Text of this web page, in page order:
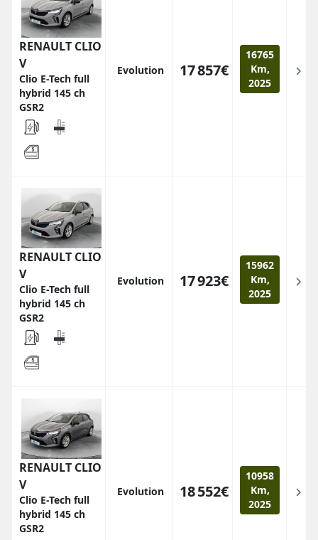
RENAULT CLIO
V
Clio E-Tech full
hybrid 145 ch
GSR2
Evolution 17 857€
16765
Km,
2025
RENAULT CLIO
V
Clio E-Tech full
hybrid 145 ch
GSR2
Evolution 17 923€
15962
Km,
2025
RENAULT CLIO
V
Clio E-Tech full
hybrid 145 ch
GSR2
Evolution 18 552€
10958
Km,
2025